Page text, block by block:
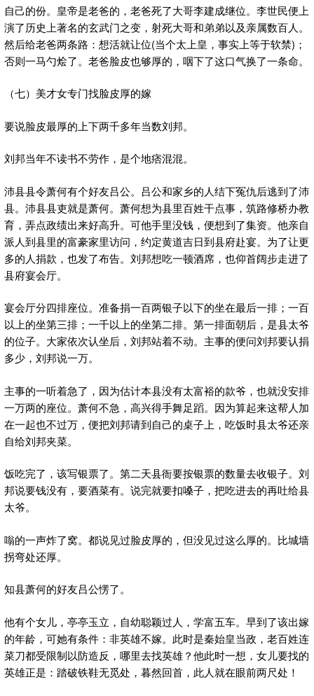
自己的份。皇帝是老爸的，老爸死了大哥李建成继位。李世民便上
演了历史上著名的玄武门之变，射死大哥和弟弟以及亲属数百人。
然后给老爸两条路：想活就让位(当个太上皇，事实上等于软禁)；
否则一马勺烩了。老爸脸皮也够厚的，咽下了这口气换了一条命。
（七）美才女专门找脸皮厚的嫁
要说脸皮最厚的上下两千多年当数刘邦。
刘邦当年不读书不劳作，是个地痞混混。
沛县县令萧何有个好友吕公。吕公和家乡的人结下冤仇后逃到了沛
县。沛县县吏就是萧何。萧何想为县里百姓干点事，筑路修桥办教
育，弄点政绩出来好高升。可他手里没钱，便想到了集资。他亲自
派人到县里的富豪家里访问，约定黄道吉日到县府赴宴。为了让更
多的人捐款，也发了布告。刘邦想吃一顿酒席，也仰首阔步走进了
县府宴会厅。
宴会厅分四排座位。准备捐一百两银子以下的坐在最后一排；一百
以上的坐第三排；一千以上的坐第二排。第一排面朝后，是县太爷
的位子。大家依次认坐后，刘邦站着不动。主事的便问刘邦要认捐
多少，刘邦说一万。
主事的一听着急了，因为估计本县没有太富裕的款爷，也就没安排
一万两的座位。萧何不急，高兴得手舞足蹈。因为算起来这帮人加
在一起也不过万，便把刘邦请到自己的桌子上，吃饭时县太爷还亲
自给刘邦夹菜。
饭吃完了，该写银票了。第二天县衙要按银票的数量去收银子。刘
邦说要钱没有，要酒菜有。说完就要扣嗓子，把吃进去的再吐给县
太爷。
嗡的一声炸了窝。都说见过脸皮厚的，但没见过这么厚的。比城墙
拐弯处还厚。
知县萧何的好友吕公愣了。
他有个女儿，亭亭玉立，自幼聪颖过人，学富五车。早到了该出嫁
的年龄，可她有条件：非英雄不嫁。此时是秦始皇当政，老百姓连
菜刀都受限制以防造反，哪里去找英雄？他此时一想，女儿要找的
英雄正是：踏破铁鞋无觅处，暮然回首，此人就在眼前两尺处！